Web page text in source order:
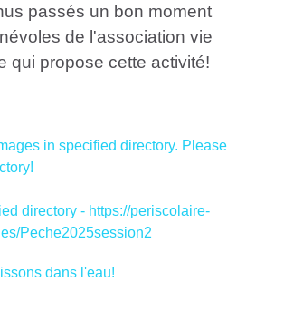
passés un bon moment
de l'association vie
qui propose cette activité!
in specified directory. Please
directory - https://periscolaire-
Peche2025session2
dans l'eau!